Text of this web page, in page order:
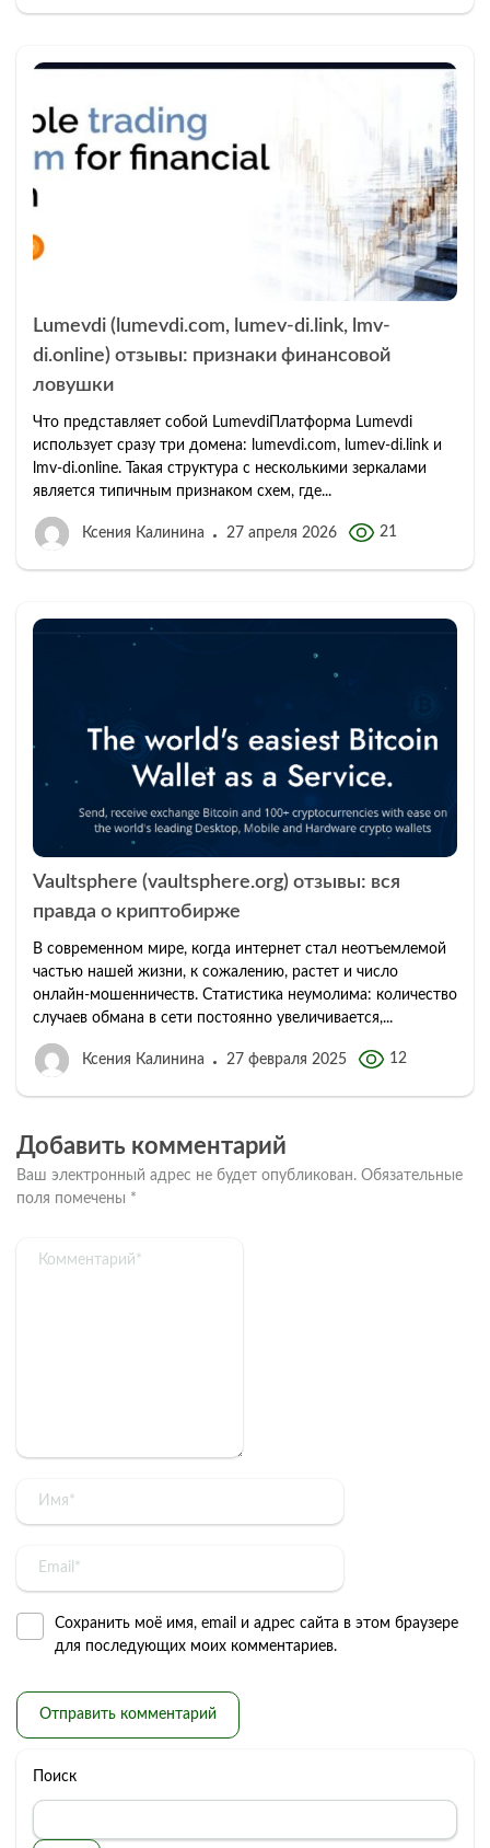
Lumevdi (lumevdi.com, lumev-di.link, lmv-
di.online) отзывы: признаки финансовой
ловушки
Что представляет собой LumevdiПлатформа Lumevdi
использует сразу три домена: lumevdi.com, lumev-di.link и
lmv-di.online. Такая структура с несколькими зеркалами
является типичным признаком схем, где...
Ксения Калинина 27 апреля 2026 21
Vaultsphere (vaultsphere.org) отзывы: вся
правда о криптобирже
В современном мире, когда интернет стал неотъемлемой
частью нашей жизни, к сожалению, растет и число
онлайн-мошенничеств. Статистика неумолима: количество
случаев обмана в сети постоянно увеличивается,...
Ксения Калинина 27 февраля 2025 12
Добавить комментарий
Ваш электронный адрес не будет опубликован. Обязательные
поля помечены *
Сохранить моё имя, email и адрес сайта в этом браузере
для последующих моих комментариев.
Поиск